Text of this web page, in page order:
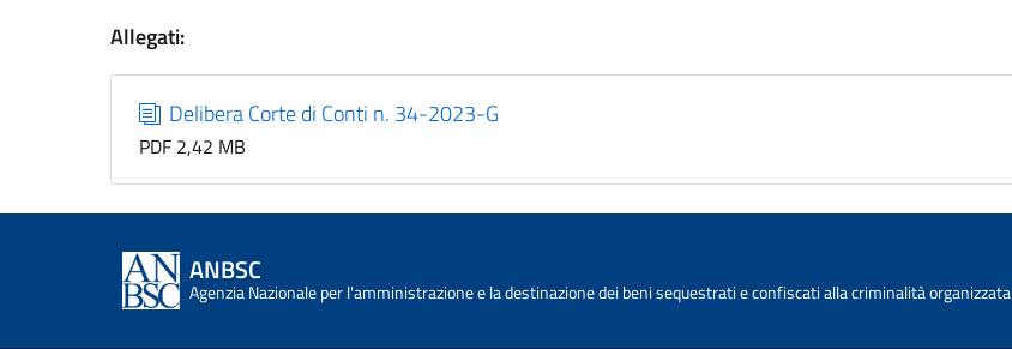
Allegati:
Delibera Corte di Conti n. 34-2023-G
PDF 2,42 MB
ANBSC
Agenzia Nazionale per l'amministrazione e la destinazione dei beni sequestrati e confiscati alla criminalità organizzata